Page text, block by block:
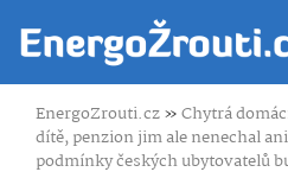
EnergoZrouti.cz»Chytrá
dítě, penzion jim ale nenechal
podmínky českých ubytovatelů